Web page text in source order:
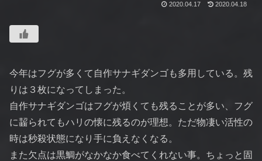
2020.04.17 2020.04.18
今年はフグが多くて自作サナギダンゴも多用している。残
りは３枚になってしまった。
自作サナギダンゴはフグが煩くても残ることが多い、フグ
に齧られてもハリの懐に残るのが理想。ただ物凄い活性の
時は秒殺状態になり手に負えなくなる。
また欠点は黒鯛がなかなか食べてくれない事。ちょっと固